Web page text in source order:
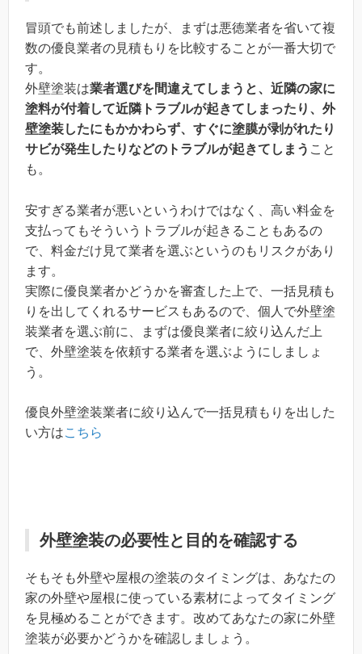
冒頭でも前述しましたが、まずは悪徳業者を省いて複
数の優良業者の見積もりを比較することが一番大切で
す。
外壁塗装は業者選びを間違えてしまうと、近隣の家に
塗料が付着して近隣トラブルが起きてしまったり、外
壁塗装したにもかかわらず、すぐに塗膜が剥がれたり
サビが発生したりなどのトラブルが起きてしまう こと
も。
安すぎる業者が悪いというわけではなく、高い料金を
支払ってもそういうトラブルが起きることもあるの
で、料金だけ見て業者を選ぶというのもリスクがあり
ます。
実際に優良業者かどうかを審査した上で、一括見積も
りを出してくれるサービスもあるので、個人で外壁塗
装業者を選ぶ前に、まずは優良業者に絞り込んだ上
で、外壁塗装を依頼する業者を選ぶようにしましょ
う。
優良外壁塗装業者に絞り込んで一括見積もりを出した
い方はこちら
外壁塗装の必要性と目的を確認する
そもそも外壁や屋根の塗装のタイミングは、あなたの
家の外壁や屋根に使っている素材によってタイミング
を見極めることができます。改めてあなたの家に外壁
塗装が必要かどうかを確認しましょう。